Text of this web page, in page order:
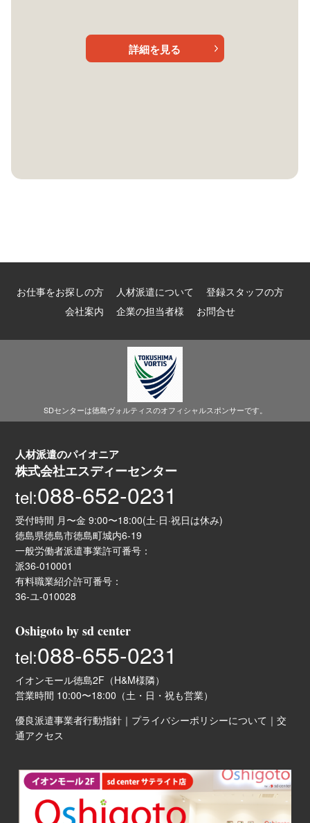
詳細を見る
お仕事をお探しの方 人材派遣について
登録スタッフの方
会社案内
企業の担当者様 お問合せ
SDセンターは徳島ヴォルティスのオフィシャルスポンサーです。
人材派遣のパイオニア
株式会社エスディーセンター
tel:088-652-0231
受付時間 月〜金 9:00〜18:00(土·日·祝日は休み)
徳島県徳島市徳島町城内6-19
一般労働者派遣事業許可番号：
派36-010001
有料職業紹介許可番号：
36-ユ-010028
Oshigoto by sd center
tel:088-655-0231
イオンモール徳島2F（H&M様隣）
営業時間 10:00〜18:00（土・日・祝も営業）
優良派遣事業者行動指針 ｜ プライバシーポリシーについて ｜交
通アクセス